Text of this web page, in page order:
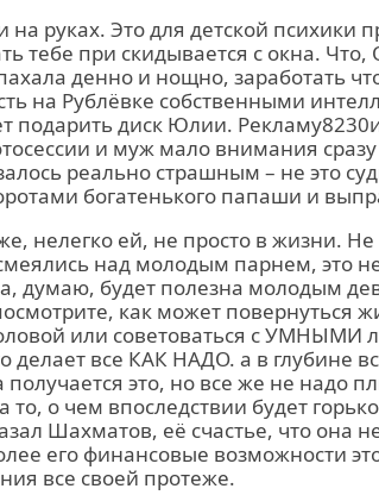
руках. Это для детской психики
тебе при скидывается с окна.
денно и нощно, заработать
на Рублёвке собственными
подарить диск Юлии.
и муж мало внимания сразу
реально страшным – не это
богатенького папаши и
нелегко ей, не просто в жизни.
над молодым парнем, это
думаю, будет полезна молодым
как может повернуться
или советоваться с
делает все КАК НАДО. а в глубине
это, но все же не надо
то, о чем впоследствии будет
Шахматов, её счастье, что она
его финансовые возможности
все своей протеже.